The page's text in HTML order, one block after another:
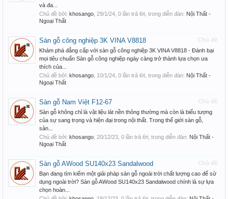
và đa...
Chủ đề bởi: khosango 29/1/24 , 0 lần trả lời, trong diễn đàn: Nội Thất -
Ngoại Thất
Chủ đề
Sàn gỗ công nghiệp 3K VINA V8818
Khám phá đẳng cấp với sàn gỗ công nghiệp 3K VINA V8818 - Đánh bại
mọi tiêu chuẩn Sàn gỗ công nghiệp ngày càng trở thành lựa chọn ưa
thích của...
Chủ đề bởi: khosango 10/1/24 , 0 lần trả lời, trong diễn đàn: Nội Thất -
Ngoại Thất
Chủ đề
Sàn gỗ Nam Việt F12-67
Sàn gỗ không chỉ là vật liệu lát nền thông thường mà còn là biểu tượng
của sự sang trọng và hiện đại trong nội thất. Trong thế giới sàn gỗ,
sản...
Chủ đề bởi: khosango 20/12/23 , 0 lần trả lời, trong diễn đàn: Nội Thất -
Ngoại Thất
Chủ đề
Sàn gỗ AWood SU140x23 Sandalwood
Bạn đang tìm kiếm một giải pháp sàn gỗ ngoài trời chất lượng cao để sử
dụng ngoài trời? Sàn gỗ AWood SU140x23 Sandalwood chính là sự lựa
chọn hoàn...